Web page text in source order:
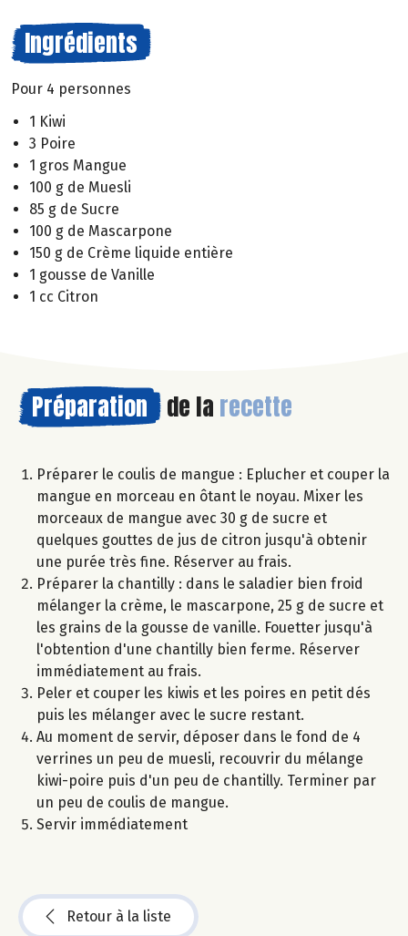
Ingrédients
Pour 4 personnes
1 Kiwi
3 Poire
1 gros Mangue
100 g de Muesli
85 g de Sucre
100 g de Mascarpone
150 g de Crème liquide entière
1 gousse de Vanille
1 cc Citron
Préparation de la recette
Préparer le coulis de mangue : Eplucher et couper la
mangue en morceau en ôtant le noyau. Mixer les
morceaux de mangue avec 30 g de sucre et
quelques gouttes de jus de citron jusqu'à obtenir
une purée très fine. Réserver au frais.
Préparer la chantilly : dans le saladier bien froid
mélanger la crème, le mascarpone, 25 g de sucre et
les grains de la gousse de vanille. Fouetter jusqu'à
l'obtention d'une chantilly bien ferme. Réserver
immédiatement au frais.
Peler et couper les kiwis et les poires en petit dés
puis les mélanger avec le sucre restant.
Au moment de servir, déposer dans le fond de 4
verrines un peu de muesli, recouvrir du mélange
kiwi-poire puis d'un peu de chantilly. Terminer par
un peu de coulis de mangue.
Servir immédiatement
Retour à la liste